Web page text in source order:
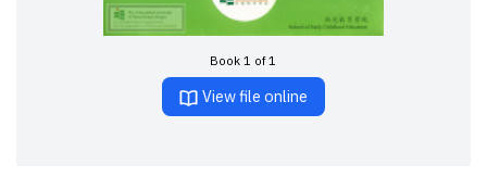
Book 1 of 1
View file online